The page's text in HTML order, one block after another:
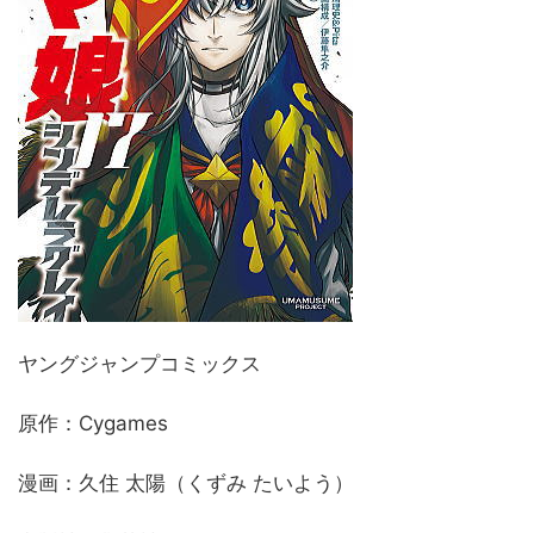
ヤングジャンプコミックス
原作：Cygames
漫画：久住 太陽（くずみ たいよう）